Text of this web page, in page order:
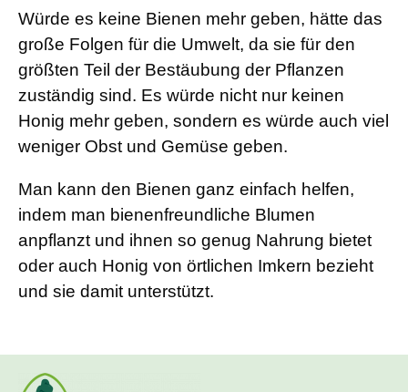
Würde es keine Bienen mehr geben, hätte das
große Folgen für die Umwelt, da sie für den
größten Teil der Bestäubung der Pflanzen
zuständig sind. Es würde nicht nur keinen
Honig mehr geben, sondern es würde auch viel
weniger Obst und Gemüse geben.
Man kann den Bienen ganz einfach helfen,
indem man bienenfreundliche Blumen
anpflanzt und ihnen so genug Nahrung bietet
oder auch Honig von örtlichen Imkern bezieht
und sie damit unterstützt.